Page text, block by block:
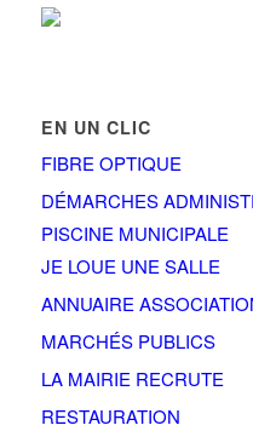
EN UN CLIC
FIBRE OPTIQUE
DÉMARCHES
PISCINE MUNICIPALE
JE LOUE UNE SALLE
ANNUAIRE
MARCHÉS PUBLICS
LA MAIRIE RECRUTE
RESTAURATION